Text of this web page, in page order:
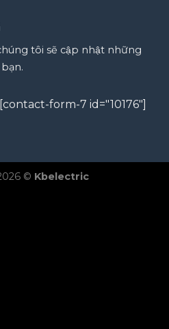
tôi sẽ cập nhật những
[contact-form-7 id="10176"]
© Kbelectric